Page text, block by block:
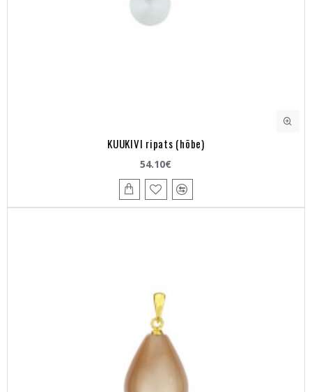
KUUKIVI ripats (hõbe)
54.10€